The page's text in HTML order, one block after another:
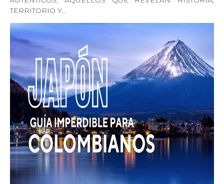
TERRITORIO Y…